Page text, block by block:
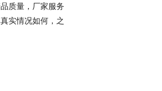
质量，厂家服务
实情况如何，之